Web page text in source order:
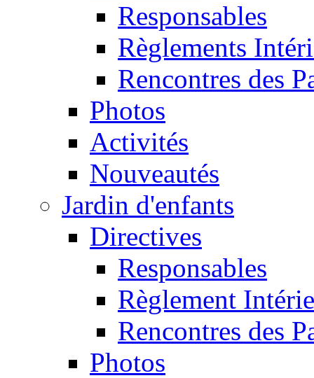
Responsables
Règlements
Rencontres des
Photos
Activités
Nouveautés
Jardin d'enfants
Directives
Responsables
Règlement
Rencontres des
Photos